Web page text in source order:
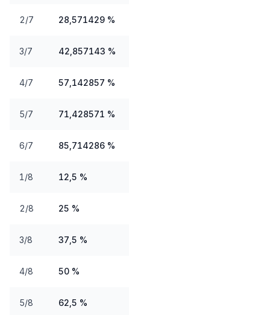
2/7 28,571429 %
3/7 42,857143 %
4/7 57,142857 %
5/7 71,428571 %
6/7 85,714286 %
1/8 12,5 %
2/8 25 %
3/8 37,5 %
4/8 50 %
5/8 62,5 %